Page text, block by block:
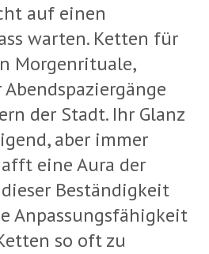
auf einen
warten. Ketten für
Morgenrituale,
der Stadt. Ihr Glanz
aber immer
eine Aura der
Beständigkeit
Anpassungsfähigkeit
so oft zu